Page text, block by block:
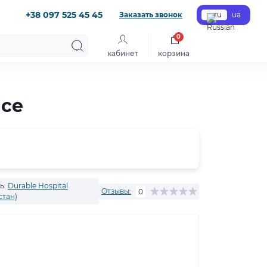
+38 097 525 45 45 Заказать звонок ru ua
кабинет корзина
0
Durable Hospital
Отзывы: 0